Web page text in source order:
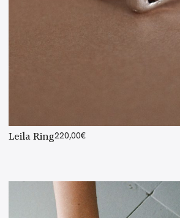
Leila Ring220,00€